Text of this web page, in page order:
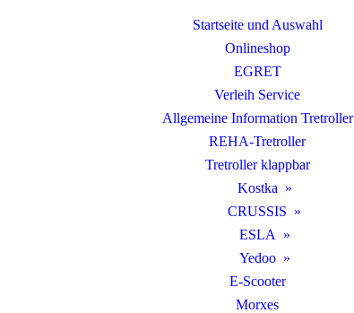
Startseite und Auswahl
Onlineshop
EGRET
Verleih Service
Allgemeine Information Tretroller
REHA-Tretroller
Tretroller klappbar
Kostka
CRUSSIS
ESLA
Yedoo
E-Scooter
Morxes